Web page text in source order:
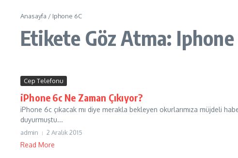
Anasayfa / Iphone 6C
Etikete Göz Atma: Iphone
Cep Telefonu
iPhone 6c Ne Zaman Çıkıyor?
iPhone 6c çıkacak mı diye merakla bekleyen okurlarımıza müjdeli
duyurmuştu...
admin 2 Aralık 2015
Read More